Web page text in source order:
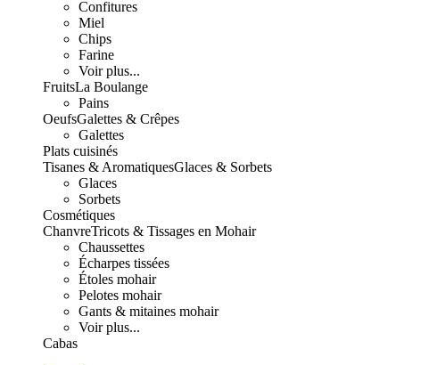
Confitures
Miel
Chips
Farine
Voir plus...
FruitsLa Boulange
Pains
OeufsGalettes & Crêpes
Galettes
Plats cuisinés
Tisanes & AromatiquesGlaces & Sorbets
Glaces
Sorbets
Cosmétiques
ChanvreTricots & Tissages en Mohair
Chaussettes
Écharpes tissées
Étoles mohair
Pelotes mohair
Gants & mitaines mohair
Voir plus...
Cabas